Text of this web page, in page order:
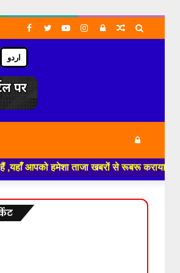
Random
Log
Instagram
YouTube
Twitter
Facebook
اردو
Log
In
खबरों से रूबरू कराया जाएगा , खबर ओर